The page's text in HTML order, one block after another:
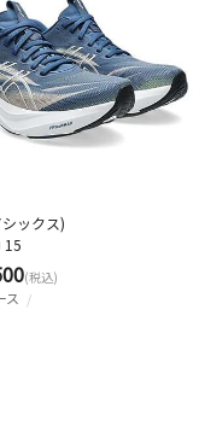
ス
ックス)
15
(税込)